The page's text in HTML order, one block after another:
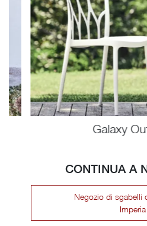
Galaxy
CONTINUA A
Negozio di sgabelli
Imperia